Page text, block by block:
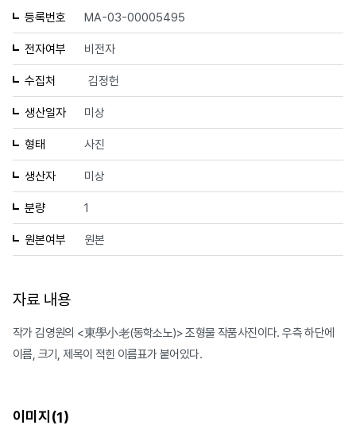
등록번호 MA-03-00005495
전자여부 비전자
수집처 김정헌
생산일자 미상
형태 사진
생산자 미상
분량 1
원본여부 원본
자료 내용
작가 김영원의 <東學小老(동학소노)> 조형물 작품사진이다. 우측 하단에
이름, 크기, 제목이 적힌 이름표가 붙어있다.
이미지(1)